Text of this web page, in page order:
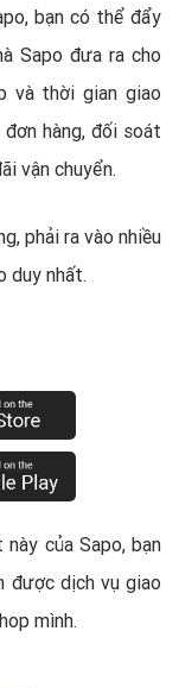
bạn có thể đẩy
Sapo đưa ra cho
và thời gian giao
hàng, đối soát
vận chuyển.
phải ra vào nhiều
duy nhất.
của Sapo, bạn
được dịch vụ giao
mình.